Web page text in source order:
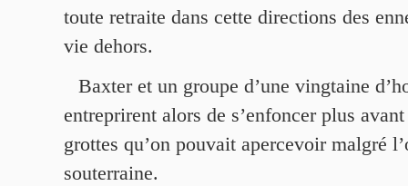
toute retraite dans cette directions des
vie dehors.
Baxter et un groupe d’une vingtaine
entreprirent alors de s’enfoncer plus
grottes qu’on pouvait apercevoir malgré
souterraine.